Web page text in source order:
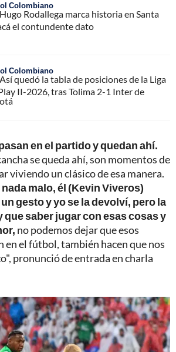
Colombiano
Hugo Rodallega marca historia en Santa
el contundente dato
Colombiano
Así quedó la tabla de posiciones de la Liga
II-2026, tras Tolima 2-1 Inter de
en el partido y quedan ahí.
se queda ahí, son momentos de
viviendo un clásico de esa manera.
malo, él (Kevin Viveros)
gesto y yo se la devolví, pero la
que saber jugar con esas cosas y
no podemos dejar que esos
en el fútbol, también hacen que nos
pronunció de entrada en charla